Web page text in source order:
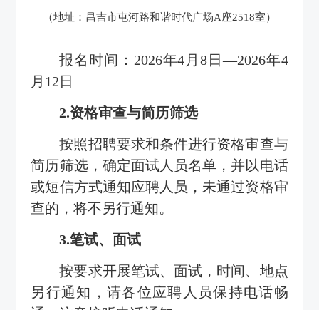
（地址：昌吉市屯河路和谐时代广场A座2518室）
报名时间：2026年4月8日—2026年4
月12日
2.资格审查与简历筛选
按照招聘要求和条件进行资格审查与
简历筛选，确定面试人员名单，并以电话
或短信方式通知应聘人员，未通过资格审
查的，将不另行通知。
3.笔试、面试
按要求开展笔试、面试，时间、地点
另行通知，请各位应聘人员保持电话畅